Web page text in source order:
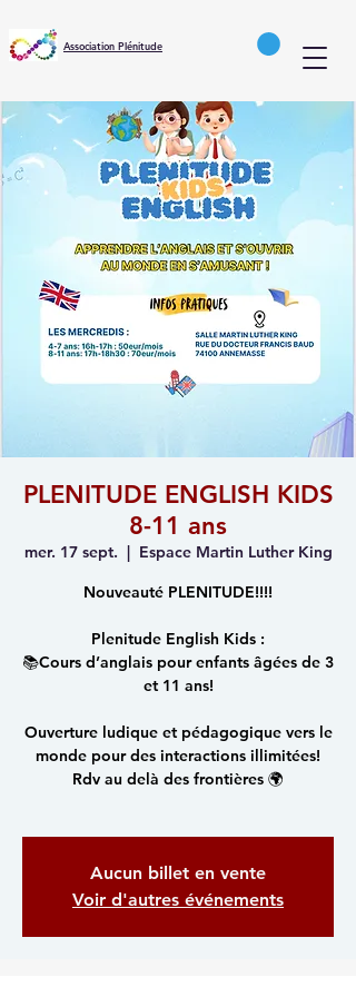
Association Plénitude
PLENITUDE ENGLISH KIDS
8-11 ans
mer. 17 sept.
  |
Espace Martin Luther King
Nouveauté PLENITUDE!!!!
Plenitude English Kids :
📚Cours d’anglais pour enfants âgées de 3
et 11 ans!
Ouverture ludique et pédagogique vers le
monde pour des interactions illimitées!
Rdv au delà des frontières 🌍
Aucun billet en vente
Voir d'autres événements